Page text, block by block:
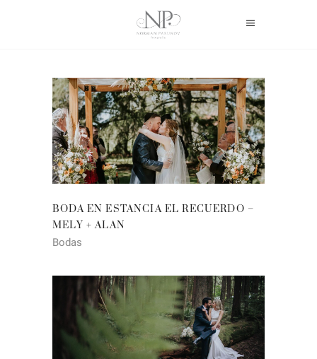
BODA EN ESTANCIA EL RECUERDO –
MELY + ALAN
Bodas